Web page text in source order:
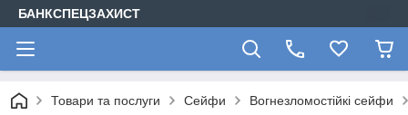
БАНКСПЕЦЗАХИСТ
Товари та послуги Сейфи Вогнезломостійкі сейфи